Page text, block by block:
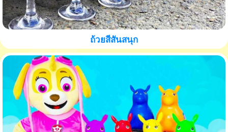
ถ้วยสีสันสนุก